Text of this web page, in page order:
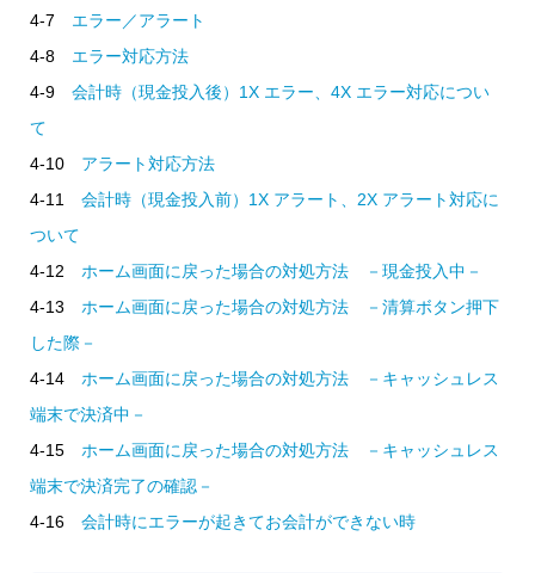
4-7 エラー／アラート
4-8 エラー対応方法
4-9 会計時（現金投入後）1X エラー、4X エラー対応につい
て
4-10 アラート対応方法
4-11 会計時（現金投入前）1X アラート、2X アラート対応に
ついて
4-12 ホーム画面に戻った場合の対処方法 －現金投入中－
4-13 ホーム画面に戻った場合の対処方法 －清算ボタン押下
した際－
4-14 ホーム画面に戻った場合の対処方法 －キャッシュレス
端末で決済中－
4-15 ホーム画面に戻った場合の対処方法 －キャッシュレス
端末で決済完了の確認－
4-16 会計時にエラーが起きてお会計ができない時